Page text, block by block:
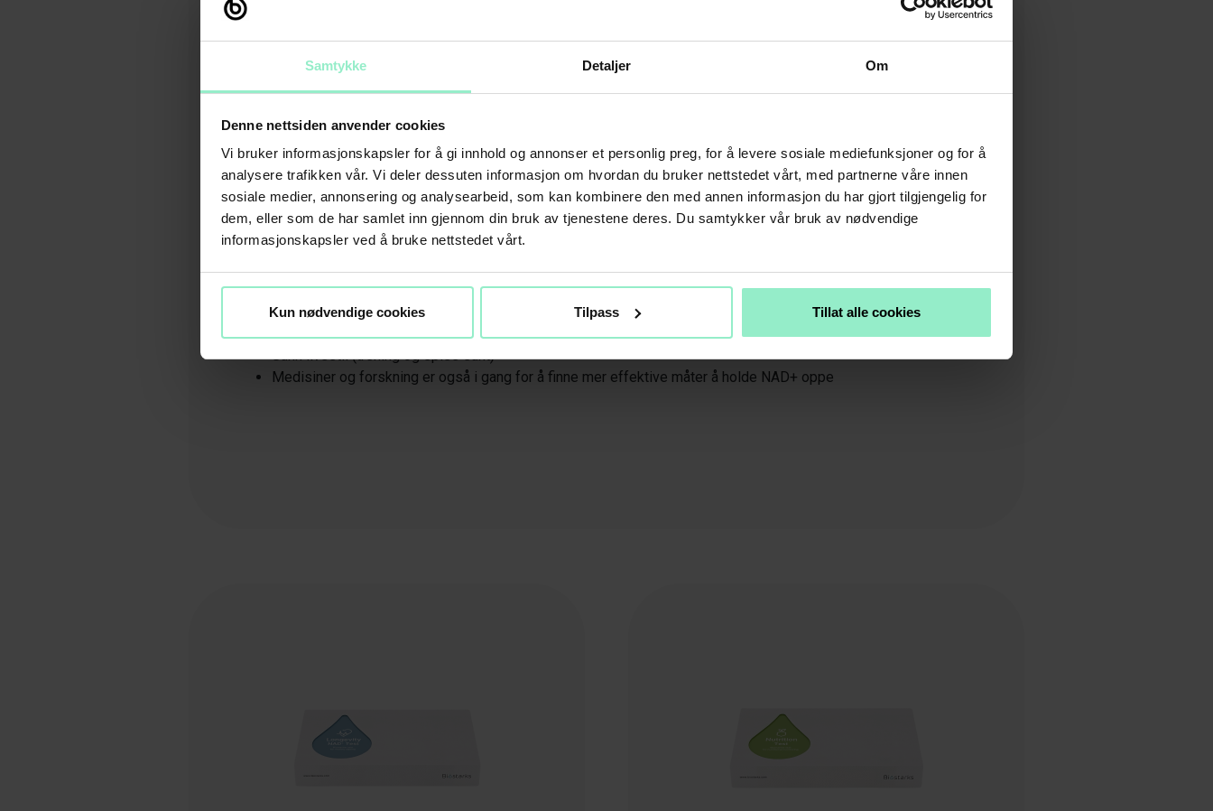
Samtykke Detaljer Om
Denne nettsiden anvender cookies
Vi bruker informasjonskapsler for å gi innhold og annonser et personlig preg, for å levere sosiale mediefunksjoner og for å
analysere trafikken vår. Vi deler dessuten informasjon om hvordan du bruker nettstedet vårt, med partnerne våre innen
sosiale medier, annonsering og analysearbeid, som kan kombinere den med annen informasjon du har gjort tilgjengelig for
dem, eller som de har samlet inn gjennom din bruk av tjenestene deres. Du samtykker vår bruk av nødvendige
informasjonskapsler ved å bruke nettstedet vårt.
Kun nødvendige cookies Tilpass Tillat alle cookies
Beskytte mot aldersrelaterte sykdommer som Alzheimer, hjerteproblemer og enkelte psykiske lidelser
Forlenge levetiden hos dyr – og kanskje også hos mennesker
Hva skjer når vi blir eldre?
Når vi blir eldre, synker mengden NAD+ i kroppen. Dette kan føre til:
Dårligere energiproduksjon
Mer DNA-skade
Svekkede celler og organer
Økt risiko for sykdommer
Kosttilskudd som inneholder byggesteiner for NAD+ (for eksempel nikotinamid ribosid)
Sunn livsstil (trening og spise sunt)
Medisiner og forskning er også i gang for å finne mer effektive måter å holde NAD+ oppe